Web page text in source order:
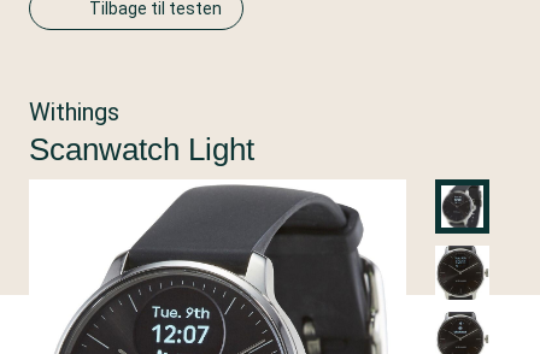
Tilbage til testen
Withings
Scanwatch Light